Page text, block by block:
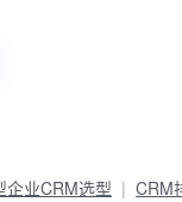
企业CRM选型 CRM